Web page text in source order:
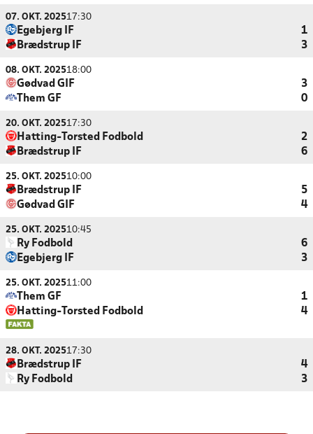
07. OKT. 202517:30
Egebjerg IF
1
Brædstrup IF
3
08. OKT. 202518:00
Gødvad GIF
3
Them GF
0
20. OKT. 202517:30
Hatting-Torsted Fodbold
2
Brædstrup IF
6
25. OKT. 202510:00
Brædstrup IF
5
Gødvad GIF
4
25. OKT. 202510:45
Ry Fodbold
6
Egebjerg IF
3
25. OKT. 202511:00
Them GF
1
Hatting-Torsted Fodbold
4
28. OKT. 202517:30
Brædstrup IF
4
Ry Fodbold
3